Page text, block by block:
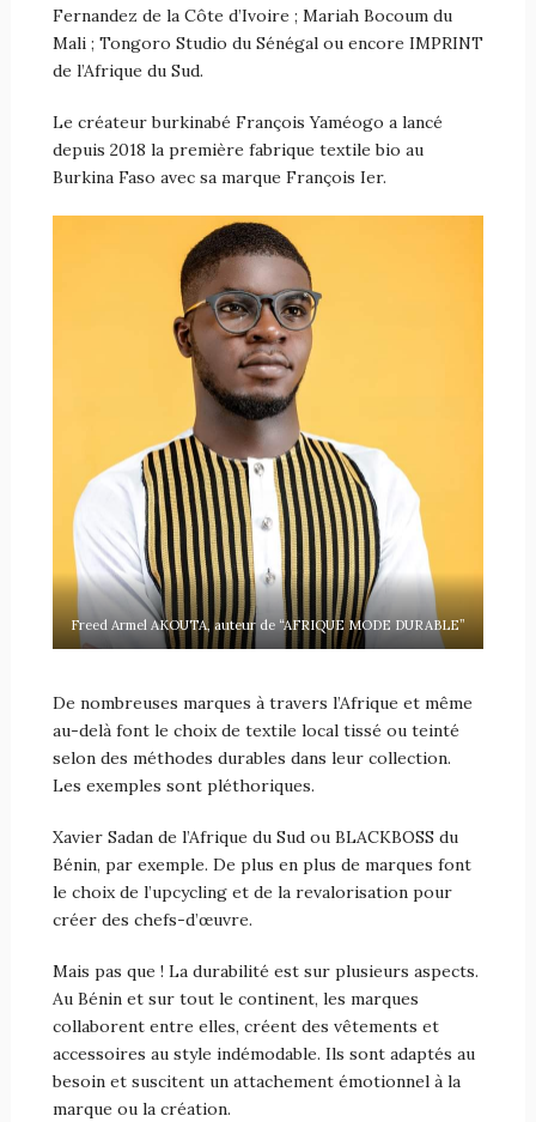
Fernandez de la Côte d’Ivoire ; Mariah Bocoum du
Mali ; Tongoro Studio du Sénégal ou encore IMPRINT
de l’Afrique du Sud.
Le créateur burkinabé François Yaméogo a lancé
depuis 2018 la première fabrique textile bio au
Burkina Faso avec sa marque François Ier.
Freed Armel AKOUTA, auteur de “AFRIQUE MODE DURABLE”
De nombreuses marques à travers l’Afrique et même
au-delà font le choix de textile local tissé ou teinté
selon des méthodes durables dans leur collection.
Les exemples sont pléthoriques.
Xavier Sadan de l’Afrique du Sud ou BLACKBOSS du
Bénin, par exemple. De plus en plus de marques font
le choix de l’upcycling et de la revalorisation pour
créer des chefs-d’œuvre.
Mais pas que ! La durabilité est sur plusieurs aspects.
Au Bénin et sur tout le continent, les marques
collaborent entre elles, créent des vêtements et
accessoires au style indémodable. Ils sont adaptés au
besoin et suscitent un attachement émotionnel à la
marque ou la création.